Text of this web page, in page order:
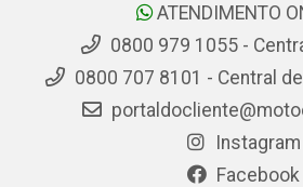
ATENDIMENTO
0800 979 1055 -
0800 707 8101 - Central
Instagram
Facebook